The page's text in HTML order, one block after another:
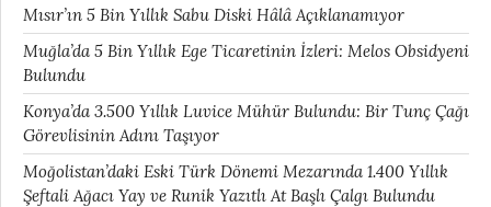
Mısır’ın 5 Bin Yıllık Sabu Diski Hâlâ Açıklanamıyor
Muğla’da 5 Bin Yıllık Ege Ticaretinin İzleri: Melos Obsidyeni
Bulundu
Konya’da 3.500 Yıllık Luvice Mühür Bulundu: Bir Tunç Çağı
Görevlisinin Adını Taşıyor
Moğolistan’daki Eski Türk Dönemi Mezarında 1.400 Yıllık
Şeftali Ağacı Yay ve Runik Yazıtlı At Başlı Çalgı Bulundu